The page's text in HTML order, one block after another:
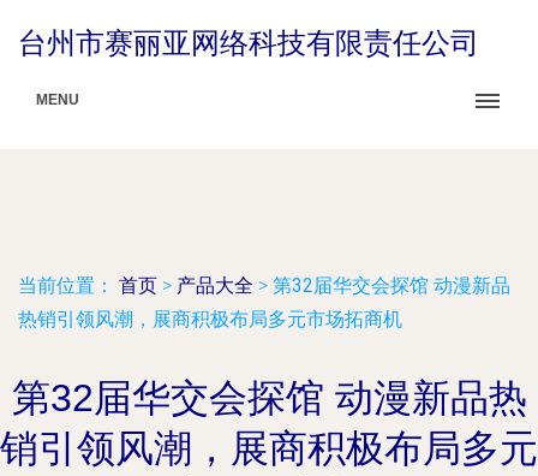
台州市赛丽亚网络科技有限责任公司
MENU
当前位置： 首页 > 产品大全 > 第32届华交会探馆 动漫新品
热销引领风潮，展商积极布局多元市场拓商机
第32届华交会探馆 动漫新品热
销引领风潮，展商积极布局多元